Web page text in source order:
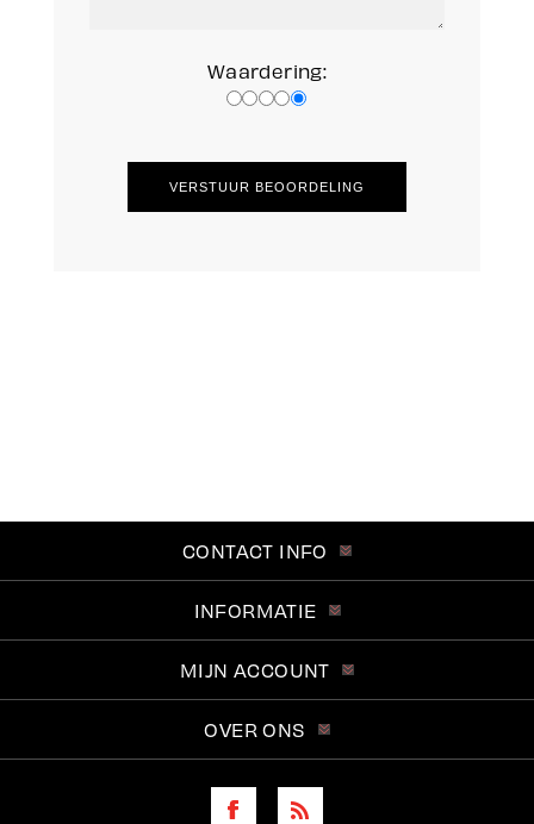
Waardering:
CONTACT INFO
INFORMATIE
MIJN ACCOUNT
OVER ONS